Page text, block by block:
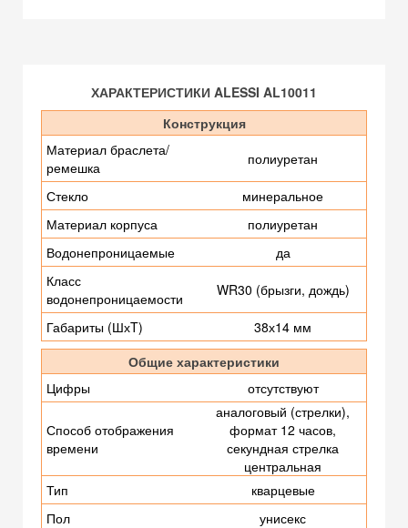
ХАРАКТЕРИСТИКИ ALESSI AL10011
Конструкция
Материал браслета/
ремешка
полиуретан
Стекло
минеральное
Материал корпуса
полиуретан
Водонепроницаемые
да
Класс
водонепроницаемости
WR30 (брызги, дождь)
Габариты (ШхT)
38х14 мм
Общие характеристики
Цифры
отсутствуют
Способ отображения
времени
аналоговый (стрелки),
формат 12 часов,
секундная стрелка
центральная
Тип
кварцевые
Пол
унисекс